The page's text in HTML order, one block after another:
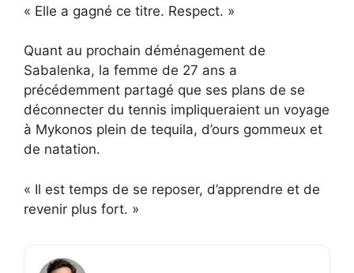
« Elle a gagné ce titre. Respect. »
Quant au prochain déménagement de
Sabalenka, la femme de 27 ans a
précédemment partagé que ses plans de se
déconnecter du tennis impliqueraient un voyage
à Mykonos plein de tequila, d’ours gommeux et
de natation.
« Il est temps de se reposer, d’apprendre et de
revenir plus fort. »